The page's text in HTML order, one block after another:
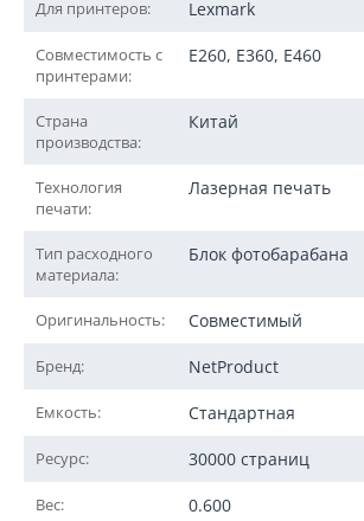
Для принтеров: Lexmark
Совместимость с
принтерами:
E260, E360, E460
Страна
производства:
Китай
Технология
печати:
Лазерная печать
Тип расходного
материала:
Блок фотобарабана
Оригинальность: Совместимый
Бренд: NetProduct
Емкость: Стандартная
Ресурс: 30000 страниц
Вес: 0.600